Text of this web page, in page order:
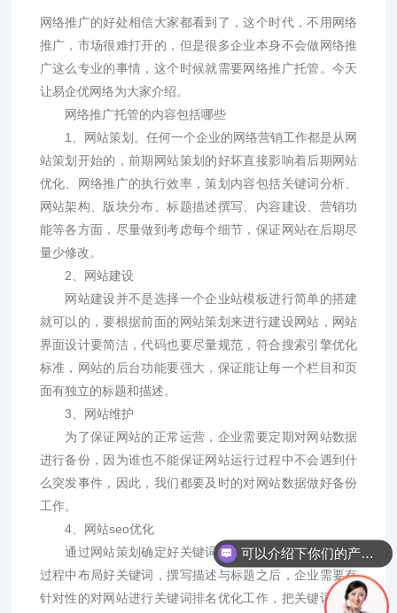
网络推广的好处相信大家都看到了，这个时代，不用网络
推广，市场很难打开的，但是很多企业本身不会做网络推
广这么专业的事情，这个时候就需要网络推广托管。今天
让易企优网络为大家介绍。
网络推广托管的内容包括哪些
1、网站策划。任何一个企业的网络营销工作都是从网
站策划开始的，前期网站策划的好坏直接影响着后期网站
优化、网络推广的执行效率，策划内容包括关键词分析、
网站架构、版块分布、标题描述撰写、内容建设、营销功
能等各方面，尽量做到考虑每个细节，保证网站在后期尽
量少修改。
2、网站建设
网站建设并不是选择一个企业站模板进行简单的搭建
就可以的，要根据前面的网站策划来进行建设网站，网站
界面设计要简洁，代码也要尽量规范，符合搜索引擎优化
标准，网站的后台功能要强大，保证能让每一个栏目和页
面有独立的标题和描述。
3、网站维护
为了保证网站的正常运营，企业需要定期对网站数据
进行备份，因为谁也不能保证网站运行过程中不会遇到什
么突发事件，因此，我们都要及时的对网站数据做好备份
工作。
4、网站seo优化
通过网站策划确定好关键词的优化方向，在网站建设
过程中布局好关键词，撰写描述与标题之后，企业需要有
针对性的对网站进行关键词排名优化工作，把关键词优化
可以介绍下你们的产品么？